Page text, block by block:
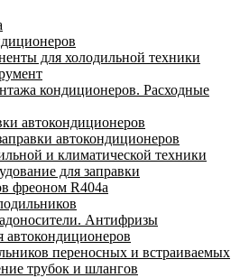
для холодильной техники
кондиционеров. Расходные
автокондиционеров
автокондиционеров
и климатической техники
для заправки
фреоном R404a
Антифризы
автокондиционеров
переносных и встраиваемых
трубок и шлангов